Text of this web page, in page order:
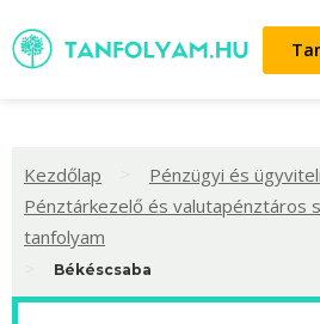
Kezdőlap Pénzügyi és
Pénztárkezelő és valutapénztáros
tanfolyam
Békéscsaba